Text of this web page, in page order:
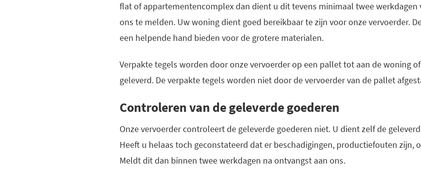
flat of appartementencomplex dan dient u dit tevens minimaal twee werkdagen
ons te melden. Uw woning dient goed bereikbaar te zijn voor onze vervoerder.
een helpende hand bieden voor de grotere materialen.
Verpakte tegels worden door onze vervoerder op een pallet tot aan de woning
geleverd. De verpakte tegels worden niet door de vervoerder van de pallet
Controleren van de geleverde goederen
Onze vervoerder controleert de geleverde goederen niet. U dient zelf de
Heeft u helaas toch geconstateerd dat er beschadigingen, productiefouten zijn,
Meldt dit dan binnen twee werkdagen na ontvangst aan ons.